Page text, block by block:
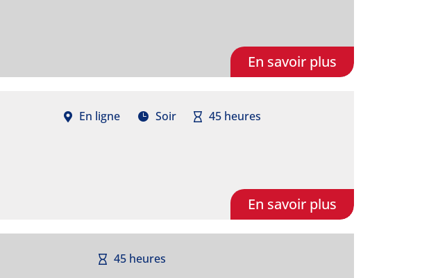
En savoir plus
En ligne Soir 45 heures
En savoir plus
45 heures